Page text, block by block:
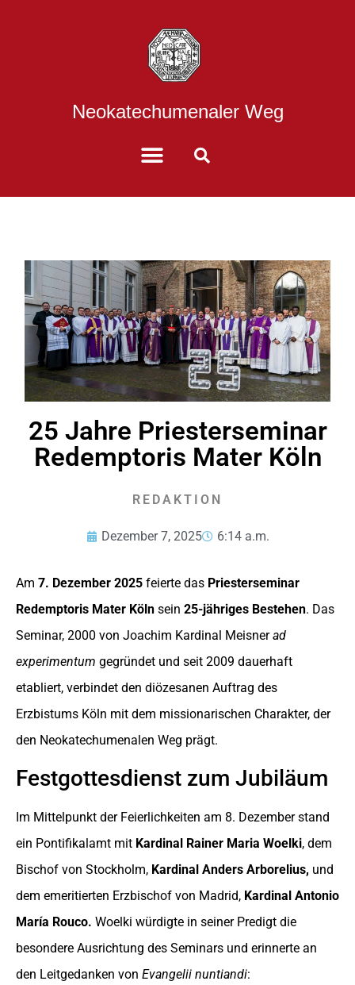
Neokatechumenaler Weg
25 Jahre Priesterseminar
Redemptoris Mater Köln
REDAKTION
Dezember 7, 2025 6:14 a.m.
Am 7. Dezember 2025 feierte das Priesterseminar
Redemptoris Mater Köln sein 25-jähriges Bestehen. Das
Seminar, 2000 von Joachim Kardinal Meisnerad
experimentum gegründet und seit 2009 dauerhaft
etabliert, verbindet den diözesanen Auftrag des
Erzbistums Köln mit dem missionarischen Charakter, der
den Neokatechumenalen Weg prägt.
Festgottesdienst zum Jubiläum
Im Mittelpunkt der Feierlichkeiten am 8. Dezember stand
ein Pontifikalamt mit Kardinal Rainer Maria Woelki, dem
Bischof von Stockholm, Kardinal Anders Arborelius, und
dem emeritierten Erzbischof von Madrid, Kardinal Antonio
María Rouco. Woelki würdigte in seiner Predigt die
besondere Ausrichtung des Seminars und erinnerte an
den Leitgedanken von Evangelii nuntiandi: